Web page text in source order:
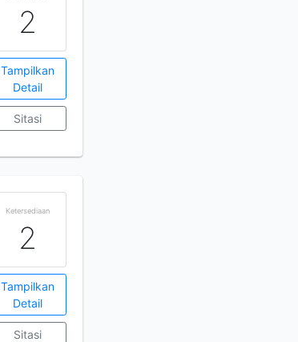
2
Tampilkan
Detail
Sitasi
Ketersediaan
2
Tampilkan
Detail
Sitasi